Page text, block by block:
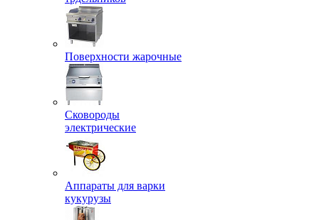
Поверхности жарочные
Сковороды
электрические
Аппараты для варки
кукурузы